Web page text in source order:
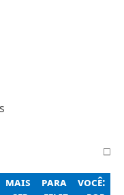
□
para você: